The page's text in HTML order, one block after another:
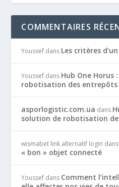
COMMENTAIRES
Youssef dans Les critères
Youssef dans Hub One Horus
robotisation des
asporlogistic.com.ua dans
solution de robotisation
wismabet link alternatif login dans
« bon » objet connecté
Youssef dans Comment